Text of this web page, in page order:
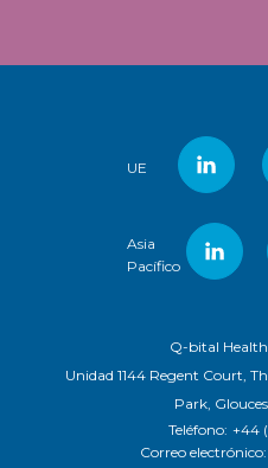
UE
Asia
Pacífico
Q-bital
Unidad 1144 Regent Court,
Park,
Teléfono: +44
Correo electrónico: